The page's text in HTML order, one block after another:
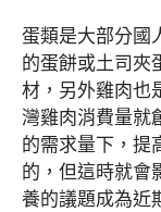
蛋類是大部分國
的蛋餅或土司夾
材，另外雞肉也
灣雞肉消費量就
的需求量下，提
的，但這時就會
養的議題成為近